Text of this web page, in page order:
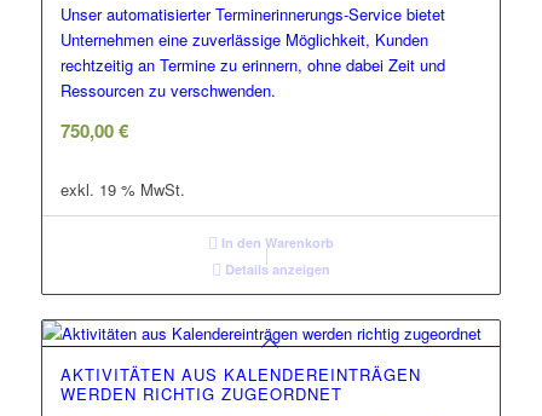
Unser automatisierter Terminerinnerungs-Service bietet
Unternehmen eine zuverlässige Möglichkeit, Kunden
rechtzeitig an Termine zu erinnern, ohne dabei Zeit und
Ressourcen zu verschwenden.
750,00€
exkl. 19 % MwSt.
In den Warenkorb
Details anzeigen
AKTIVITÄTEN AUS KALENDEREINTRÄGEN
WERDEN RICHTIG ZUGEORDNET